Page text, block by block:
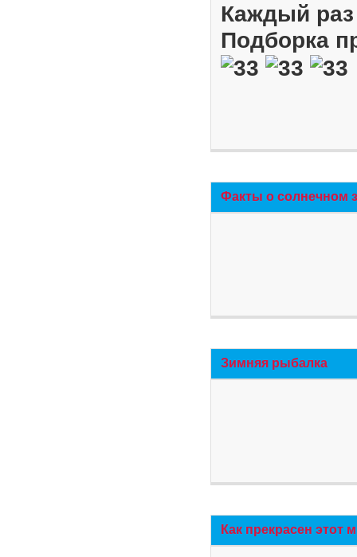
Каждый
Подборка
Факты о солнечном
Зимняя рыбалка
Как прекрасен этот